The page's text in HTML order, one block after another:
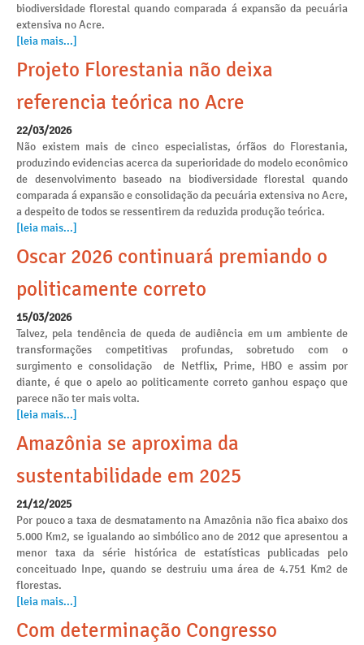
biodiversidade florestal quando comparada á expansão da pecuária
extensiva no Acre.
[leia mais...]
Projeto Florestania não deixa
referencia teórica no Acre
22/03/2026
Não existem mais de cinco especialistas, órfãos do Florestania,
produzindo evidencias acerca da superioridade do modelo econômico
de desenvolvimento baseado na biodiversidade florestal quando
comparada á expansão e consolidação da pecuária extensiva no Acre,
a despeito de todos se ressentirem da reduzida produção teórica.
[leia mais...]
Oscar 2026 continuará premiando o
politicamente correto
15/03/2026
Talvez, pela tendência de queda de audiência em um ambiente de
transformações competitivas profundas, sobretudo com o
surgimento e consolidação de Netflix, Prime, HBO e assim por
diante, é que o apelo ao politicamente correto ganhou espaço que
parece não ter mais volta.
[leia mais...]
Amazônia se aproxima da
sustentabilidade em 2025
21/12/2025
Por pouco a taxa de desmatamento na Amazônia não fica abaixo dos
5.000 Km2, se igualando ao simbólico ano de 2012 que apresentou a
menor taxa da série histórica de estatísticas publicadas pelo
conceituado Inpe, quando se destruiu uma área de 4.751 Km2 de
florestas.
[leia mais...]
Com determinação Congresso